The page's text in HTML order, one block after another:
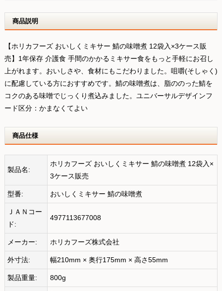
商品説明
【ホリカフーズ おいしくミキサー 鯖の味噌煮 12袋入×3ケース販
売】1年保存 介護食 手間のかかるミキサー食をもっと手軽にお召し
上がれます。おいしさや、食材にもこだわりました。咀嚼(そしゃく)
に配慮している方におすすめです。鯖の味噌煮は、脂ののった鯖を
コクのある味噌でじっくり煮込みました。ユニバーサルデザインフ
ード区分：かまなくてよい
商品仕様
製品名:
ホリカフーズ おいしくミキサー 鯖の味噌煮 12袋入×
3ケース販売
型番: おいしくミキサー 鯖の味噌煮
ＪＡＮコー
ド:
4977113677008
メーカー: ホリカフーズ株式会社
外寸法: 幅210mm × 奥行175mm × 高さ55mm
製品重量: 800g